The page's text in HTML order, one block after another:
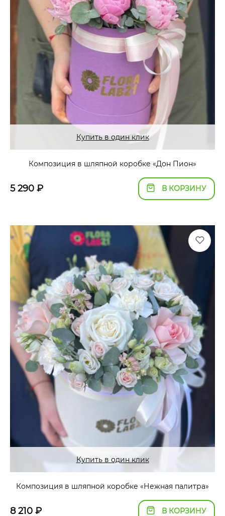
Купить в один клик
Композиция в шляпной коробке «Дон Пион»
5 290 ₽ В КОРЗИНУ
Купить в один клик
Композиция в шляпной коробке «Нежная палитра»
8 210 ₽ В КОРЗИНУ